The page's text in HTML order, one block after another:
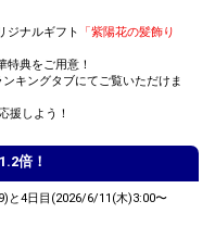
ジナルギフト
「紫陽花の髪飾り
特典をご用意！
キングタブにてご覧いただけま
援しよう！
倍！
と4日目(2026/6/11(木)3:00〜